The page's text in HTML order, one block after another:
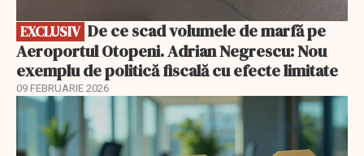
EXCLUSIV
Aeroportul Otopeni. Adrian Negrescu: Nou
exemplu de politică fiscală cu efecte limitate
09 FEBRUARIE 2026